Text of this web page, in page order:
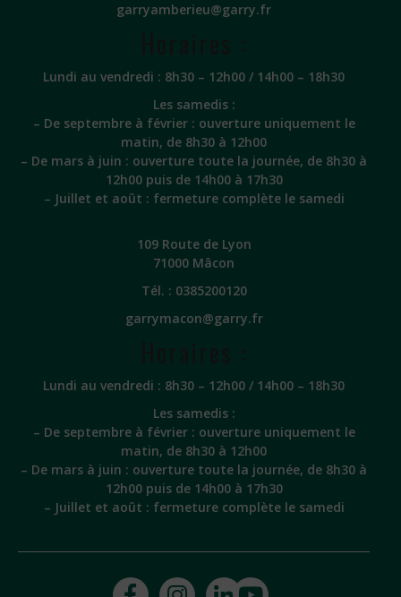
garryamberieu@garry.fr
Lundi au vendredi : 8h30 – 12h00 / 14h00 – 18h30
Les samedis :
– De septembre à février : ouverture uniquement le
matin, de 8h30 à 12h00
– De mars à juin : ouverture toute la journée, de 8h30 à
12h00 puis de 14h00 à 17h30
– Juillet et août : fermeture complète le samedi
109 Route de Lyon
71000 Mâcon
Tél. : 0385200120
garrymacon@garry.fr
Lundi au vendredi : 8h30 – 12h00 / 14h00 – 18h30
Les samedis :
– De septembre à février : ouverture uniquement le
matin, de 8h30 à 12h00
– De mars à juin : ouverture toute la journée, de 8h30 à
12h00 puis de 14h00 à 17h30
– Juillet et août : fermeture complète le samedi